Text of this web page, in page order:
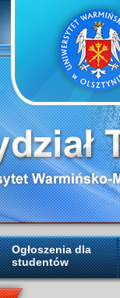
Ogłoszenia dla
studentów